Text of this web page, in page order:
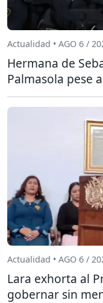
Actualidad • AGO 6 /
Hermana de
Palmasola pese
Actualidad • AGO 6 /
Lara exhorta al
gobernar sin